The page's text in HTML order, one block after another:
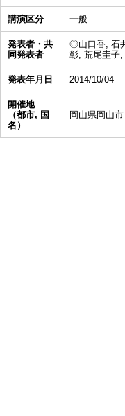
講演区分 一般
発表者・共
同発表者
◎山口香, 石
彰, 荒尾圭子
発表年月日 2014/10/04
開催地
（都市, 国
名）
岡山県岡山市